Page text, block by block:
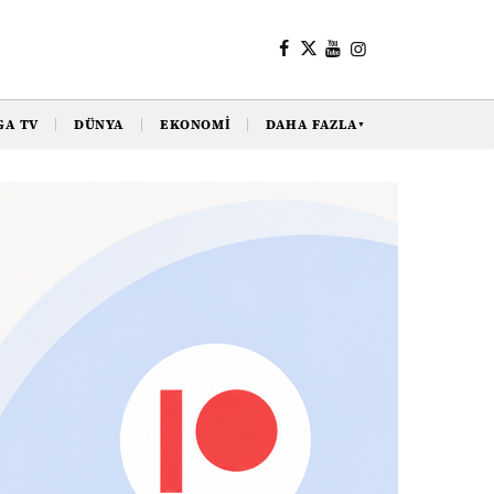
TV DÜNYA EKONOMI DAHA FAZLA▼